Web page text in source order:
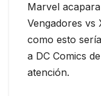
Marvel
Vengadores vs
como esto
a DC Comics
atención.